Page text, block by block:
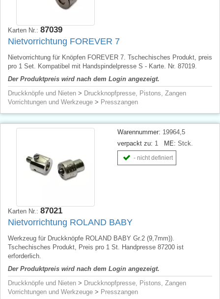
Karten Nr.: 87039
Nietvorrichtung FOREVER 7
Nietvorrichtung für Knöpfen FOREVER 7. Tschechisches Produkt, preis
pro 1 Set. Kompatibel mit Handspindelpresse S - Karte. Nr. 87019.
Der Produktpreis wird nach dem Login angezeigt.
Druckknöpfe und Nieten > Druckknopfpresse, Pistons, Zangen
Vorrichtungen und Werkzeuge > Presszangen
Warennummer: 19964,5
verpackt zu: 1 ME: Stck.
- nicht definiert
Karten Nr.: 87021
Nietvorrichtung ROLAND BABY
Werkzeug für Druckknöpfe ROLAND BABY Gr.2 (9,7mm)).
Tschechisches Produkt, Preis pro 1 St. Handpresse 87200 ist
erforderlich.
Der Produktpreis wird nach dem Login angezeigt.
Druckknöpfe und Nieten > Druckknopfpresse, Pistons, Zangen
Vorrichtungen und Werkzeuge > Presszangen